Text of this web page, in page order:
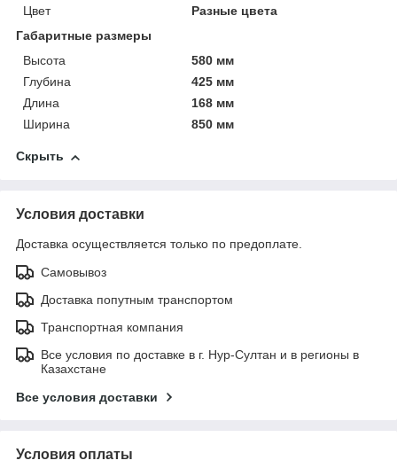
Цвет
Разные цвета
Габаритные размеры
Высота
580 мм
Глубина
425 мм
Длина
168 мм
Ширина
850 мм
Скрыть
Условия доставки
Доставка осуществляется только по предоплате.
Самовывоз
Доставка попутным транспортом
Транспортная компания
Все условия по доставке в г. Нур-Султан и в регионы в
Казахстане
Все условия доставки
Условия оплаты